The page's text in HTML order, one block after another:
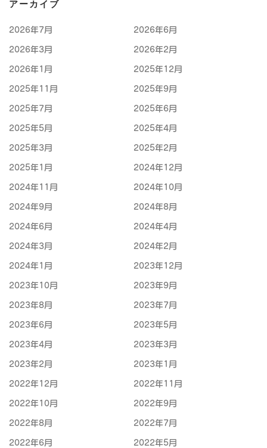
アーカイブ
2026年7月 2026年6月
2026年3月 2026年2月
2026年1月 2025年12月
2025年11月 2025年9月
2025年7月 2025年6月
2025年5月 2025年4月
2025年3月 2025年2月
2025年1月 2024年12月
2024年11月 2024年10月
2024年9月 2024年8月
2024年6月 2024年4月
2024年3月 2024年2月
2024年1月 2023年12月
2023年10月 2023年9月
2023年8月 2023年7月
2023年6月 2023年5月
2023年4月 2023年3月
2023年2月 2023年1月
2022年12月 2022年11月
2022年10月 2022年9月
2022年8月 2022年7月
2022年6月 2022年5月